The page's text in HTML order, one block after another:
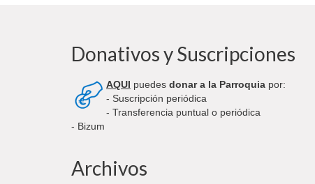
Donativos y Suscripciones
AQUI puedes donar a la Parroquia por:
- Suscripción periódica
- Transferencia puntual o periódica
- Bizum
Archivos